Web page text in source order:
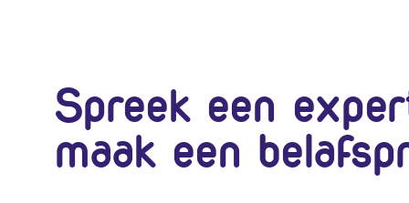
Spreek een
maak een